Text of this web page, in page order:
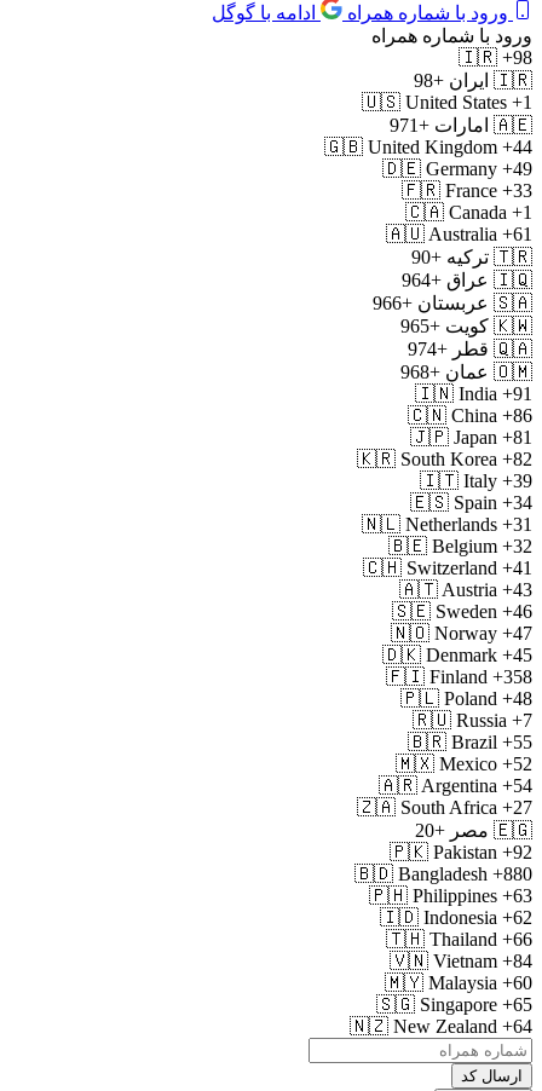
ورود با شماره همراه
ادامه با گوگل
ورود با شماره همراه
🇮🇷 +98
🇮🇷 ایران +98
🇺🇸 United States +1
🇦🇪 امارات +971
🇬🇧 United Kingdom +44
🇩🇪 Germany +49
🇫🇷 France +33
🇨🇦 Canada +1
🇦🇺 Australia +61
🇹🇷 ترکیه +90
🇮🇶 عراق +964
🇸🇦 عربستان +966
🇰🇼 کویت +965
🇶🇦 قطر +974
🇴🇲 عمان +968
🇮🇳 India +91
🇨🇳 China +86
🇯🇵 Japan +81
🇰🇷 South Korea +82
🇮🇹 Italy +39
🇪🇸 Spain +34
🇳🇱 Netherlands +31
🇧🇪 Belgium +32
🇨🇭 Switzerland +41
🇦🇹 Austria +43
🇸🇪 Sweden +46
🇳🇴 Norway +47
🇩🇰 Denmark +45
🇫🇮 Finland +358
🇵🇱 Poland +48
🇷🇺 Russia +7
🇧🇷 Brazil +55
🇲🇽 Mexico +52
🇦🇷 Argentina +54
🇿🇦 South Africa +27
🇪🇬 مصر +20
🇵🇰 Pakistan +92
🇧🇩 Bangladesh +880
🇵🇭 Philippines +63
🇮🇩 Indonesia +62
🇹🇭 Thailand +66
🇻🇳 Vietnam +84
🇲🇾 Malaysia +60
🇸🇬 Singapore +65
🇳🇿 New Zealand +64
ارسال کد